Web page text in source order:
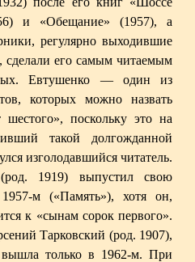
и «Обещание» (1957), а
регулярно выходившие
сделали его самым читаемым
Евтушенко — один из
которых можно назвать
шестого», поскольку это на
такой долгожданной
изголодавшийся читатель.
1919) выпустил свою
м («Память»), хотя он,
к «сынам сорок первого».
Тарковский (род. 1907),
вышла только в 1962-м. При